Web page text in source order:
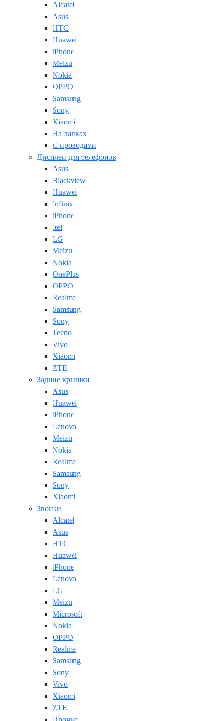
Alcatel
Asus
HTC
Huawei
iPhone
Meizu
Nokia
OPPO
Samsung
Sony
Xiaomi
На лапках
С проводами
Дисплеи для телефонов
Asus
Blackview
Huawei
Infinix
iPhone
Itel
LG
Meizu
Nokia
OnePlus
OPPO
Realme
Samsung
Sony
Tecno
Vivo
Xiaomi
ZTE
Задние крышки
Asus
Huawei
iPhone
Lenovo
Meizu
Nokia
Realme
Samsung
Sony
Xiaomi
Звонки
Alcatel
Asus
HTC
Huawei
iPhone
Lenovo
LG
Meizu
Microsoft
Nokia
OPPO
Realme
Samsung
Sony
Vivo
Xiaomi
ZTE